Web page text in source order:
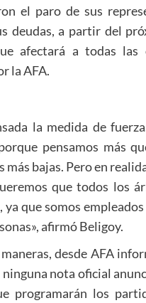
el paro de sus
deudas, a partir del
afectará a todas las
la AFA.
la medida de
pensamos más
más bajas. Pero en
que todos los
ya que somos
afirmó Beligoy.
desde AFA
nota oficial
programarán los